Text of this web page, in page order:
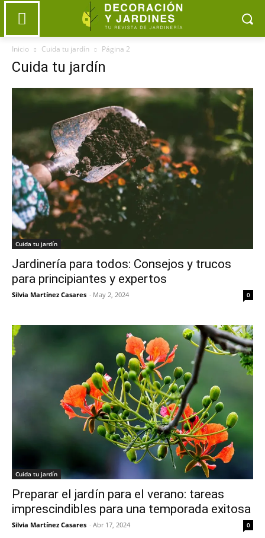
Inicio Cuida tu jardín Página 2
Cuida tu jardín
Cuida tu jardín
Jardinería para todos: Consejos y trucos
para principiantes y expertos
Silvia Martínez Casares - May 2, 2024 0
Cuida tu jardín
Preparar el jardín para el verano: tareas
imprescindibles para una temporada exitosa
Silvia Martínez Casares - Abr 17, 2024 0